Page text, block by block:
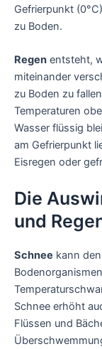
Gefrierpunkt
zu Boden.
Regen entsteht,
miteinander
zu Boden zu
Temperaturen
Wasser flüssig
am Gefrierpunkt
Eisregen oder
Die
und
Schnee kann
Schnee erhöht
Flüssen und